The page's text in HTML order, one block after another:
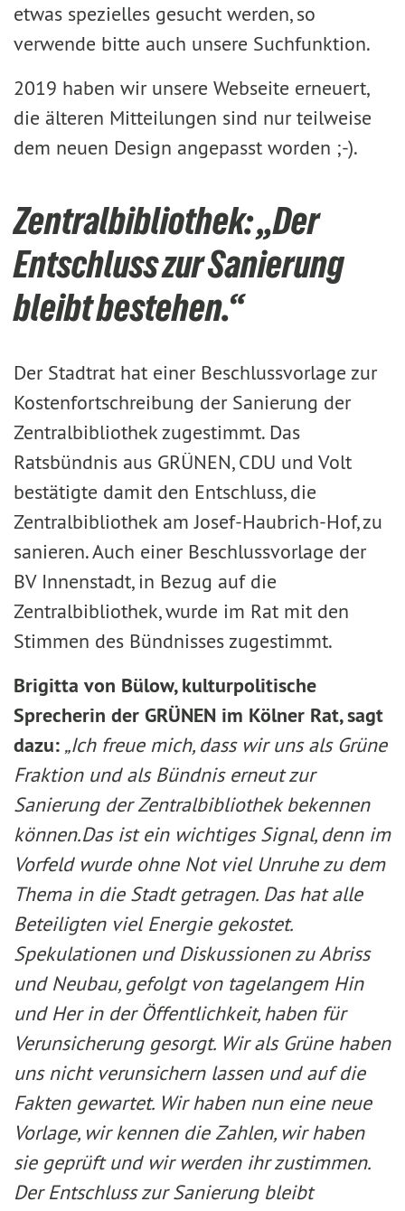
etwas spezielles gesucht werden, so
verwende bitte auch unsere Suchfunktion.
2019 haben wir unsere Webseite erneuert,
die älteren Mitteilungen sind nur teilweise
dem neuen Design angepasst worden ;-).
Zentralbibliothek: „Der
Entschluss zur Sanierung
bleibt bestehen.“
Der Stadtrat hat einer Beschlussvorlage zur
Kostenfortschreibung der Sanierung der
Zentralbibliothek zugestimmt. Das
Ratsbündnis aus GRÜNEN, CDU und Volt
bestätigte damit den Entschluss, die
Zentralbibliothek am Josef-Haubrich-Hof, zu
sanieren. Auch einer Beschlussvorlage der
BV Innenstadt, in Bezug auf die
Zentralbibliothek, wurde im Rat mit den
Stimmen des Bündnisses zugestimmt.
Brigitta von Bülow, kulturpolitische
Sprecherin der GRÜNEN im Kölner Rat, sagt
dazu: „Ich freue mich, dass wir uns als Grüne
Fraktion und als Bündnis erneut zur
Sanierung der Zentralbibliothek bekennen
können.Das ist ein wichtiges Signal, denn im
Vorfeld wurde ohne Not viel Unruhe zu dem
Thema in die Stadt getragen. Das hat alle
Beteiligten viel Energie gekostet.
Spekulationen und Diskussionen zu Abriss
und Neubau, gefolgt von tagelangem Hin
und Her in der Öffentlichkeit, haben für
Verunsicherung gesorgt. Wir als Grüne haben
uns nicht verunsichern lassen und auf die
Fakten gewartet. Wir haben nun eine neue
Vorlage, wir kennen die Zahlen, wir haben
sie geprüft und wir werden ihr zustimmen.
Der Entschluss zur Sanierung bleibt